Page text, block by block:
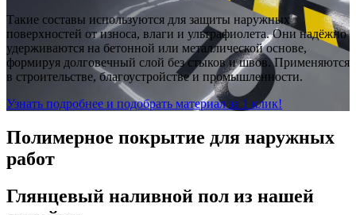
Такие составы используются для защиты наружных
поверхностей от износа, влаги и ультрафиолета. Они надёжно
удерживаются на бетонной или металлической основе,
формируя долговечный слой без стыков и швов. Применяются
в строительстве, благоустройстве и промышленности.
Узнать подробнее и подобрать материал за 1 клик!
Полимерное покрытие для наружных
работ
Глянцевый наливной пол из нашей